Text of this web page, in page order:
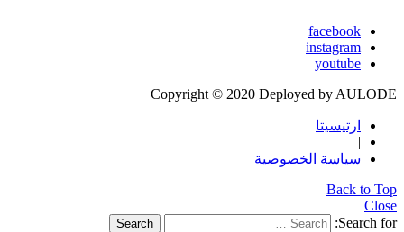
facebook
instagram
youtube
Copyright © 2020 Deployed by AULODE
ارتيسيتا
|
سياسة الخصوصية
Back to Top
Close
Search for:
Search